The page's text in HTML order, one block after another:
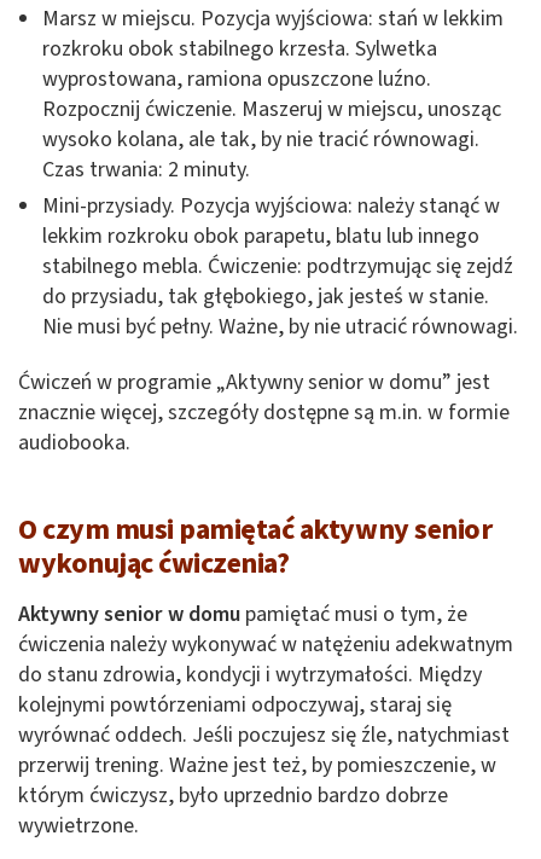
Marsz w miejscu. Pozycja wyjściowa: stań w lekkim
rozkroku obok stabilnego krzesła. Sylwetka
wyprostowana, ramiona opuszczone luźno.
Rozpocznij ćwiczenie. Maszeruj w miejscu, unosząc
wysoko kolana, ale tak, by nie tracić równowagi.
Czas trwania: 2 minuty.
Mini-przysiady. Pozycja wyjściowa: należy stanąć w
lekkim rozkroku obok parapetu, blatu lub innego
stabilnego mebla. Ćwiczenie: podtrzymując się zejdź
do przysiadu, tak głębokiego, jak jesteś w stanie.
Nie musi być pełny. Ważne, by nie utracić równowagi.
Ćwiczeń w programie „Aktywny senior w domu” jest
znacznie więcej, szczegóły dostępne są m.in. w formie
audiobooka.
O czym musi pamiętać aktywny senior
wykonując ćwiczenia?
Aktywny senior w domu pamiętać musi o tym, że
ćwiczenia należy wykonywać w natężeniu adekwatnym
do stanu zdrowia, kondycji i wytrzymałości. Między
kolejnymi powtórzeniami odpoczywaj, staraj się
wyrównać oddech. Jeśli poczujesz się źle, natychmiast
przerwij trening. Ważne jest też, by pomieszczenie, w
którym ćwiczysz, było uprzednio bardzo dobrze
wywietrzone.